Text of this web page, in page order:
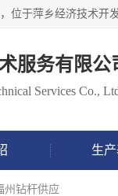
服务有限公
Services Co.,
生
州钻杆供应